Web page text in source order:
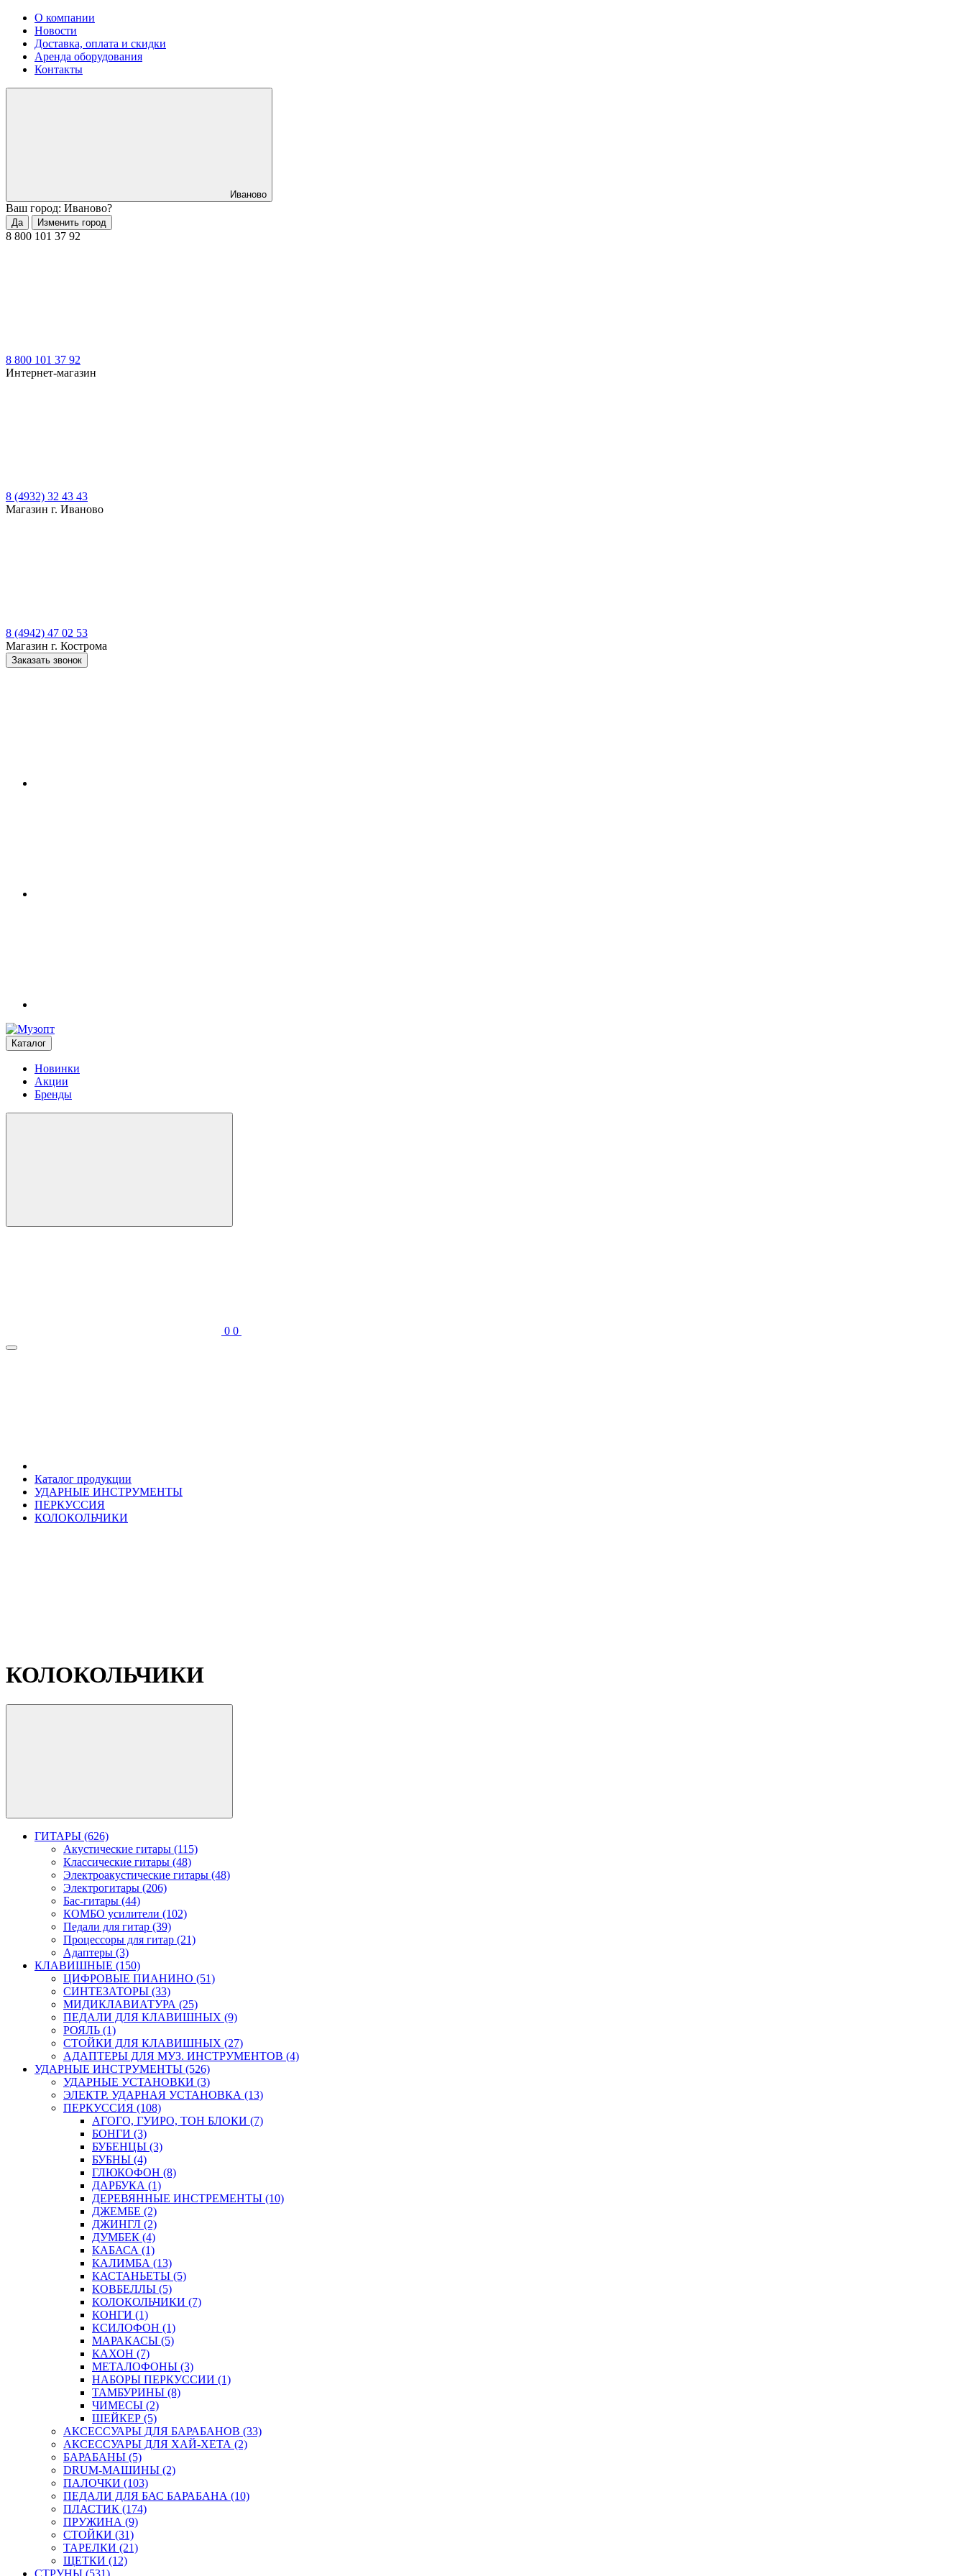
О компании
Новости
Доставка, оплата и скидки
Аренда оборудования
Контакты
Иваново
Ваш город: Иваново?
Да Изменить город
8 800 101 37 92
8 800 101 37 92
Интернет-магазин
8 (4932) 32 43 43
Магазин г. Иваново
8 (4942) 47 02 53
Магазин г. Кострома
Заказать звонок
Каталог
Новинки
Акции
Бренды
0 0
Каталог продукции
УДАРНЫЕ ИНСТРУМЕНТЫ
ПЕРКУССИЯ
КОЛОКОЛЬЧИКИ
КОЛОКОЛЬЧИКИ
ГИТАРЫ (626)
Акустические гитары (115)
Классические гитары (48)
Электроакустические гитары (48)
Электрогитары (206)
Бас-гитары (44)
КОМБО усилители (102)
Педали для гитар (39)
Процессоры для гитар (21)
Адаптеры (3)
КЛАВИШНЫЕ (150)
ЦИФРОВЫЕ ПИАНИНО (51)
СИНТЕЗАТОРЫ (33)
МИДИКЛАВИАТУРА (25)
ПЕДАЛИ ДЛЯ КЛАВИШНЫХ (9)
РОЯЛЬ (1)
СТОЙКИ ДЛЯ КЛАВИШНЫХ (27)
АДАПТЕРЫ ДЛЯ МУЗ. ИНСТРУМЕНТОВ (4)
УДАРНЫЕ ИНСТРУМЕНТЫ (526)
УДАРНЫЕ УСТАНОВКИ (3)
ЭЛЕКТР. УДАРНАЯ УСТАНОВКА (13)
ПЕРКУССИЯ (108)
АГОГО, ГУИРО, ТОН БЛОКИ (7)
БОНГИ (3)
БУБЕНЦЫ (3)
БУБНЫ (4)
ГЛЮКОФОН (8)
ДАРБУКА (1)
ДЕРЕВЯННЫЕ ИНСТРЕМЕНТЫ (10)
ДЖЕМБЕ (2)
ДЖИНГЛ (2)
ДУМБЕК (4)
КАБАСА (1)
КАЛИМБА (13)
КАСТАНЬЕТЫ (5)
КОВБЕЛЛЫ (5)
КОЛОКОЛЬЧИКИ (7)
КОНГИ (1)
КСИЛОФОН (1)
МАРАКАСЫ (5)
КАХОН (7)
МЕТАЛОФОНЫ (3)
НАБОРЫ ПЕРКУССИИ (1)
ТАМБУРИНЫ (8)
ЧИМЕСЫ (2)
ШЕЙКЕР (5)
АКСЕССУАРЫ ДЛЯ БАРАБАНОВ (33)
АКСЕССУАРЫ ДЛЯ ХАЙ-ХЕТА (2)
БАРАБАНЫ (5)
DRUM-МАШИНЫ (2)
ПАЛОЧКИ (103)
ПЕДАЛИ ДЛЯ БАС БАРАБАНА (10)
ПЛАСТИК (174)
ПРУЖИНА (9)
СТОЙКИ (31)
ТАРЕЛКИ (21)
ЩЕТКИ (12)
СТРУНЫ (531)